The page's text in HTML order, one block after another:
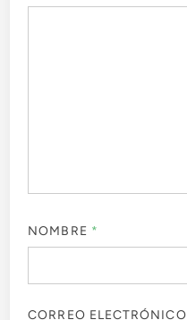
NOMBRE *
CORREO ELECTRÓNICO